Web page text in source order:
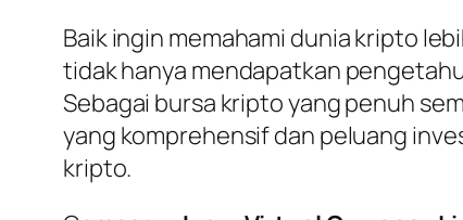
Baik ingin memahami dunia kripto
tidak hanya mendapatkan
Sebagai bursa kripto yang penuh
yang komprehensif dan peluang
kripto.